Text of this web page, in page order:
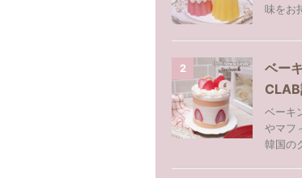
味をお
2
ベー
ベーキ
やマフ
韓国の